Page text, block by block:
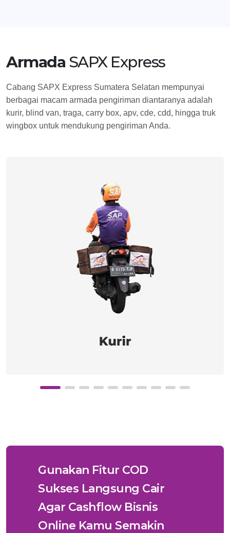
Armada SAPX Express
Cabang SAPX Express Sumatera Selatan mempunyai
berbagai macam armada pengiriman diantaranya adalah
kurir, blind van, traga, carry box, apv, cde, cdd, hingga truk
wingbox untuk mendukung pengiriman Anda.
Gunakan Fitur COD
Sukses Langsung Cair
Agar Cashflow Bisnis
Online Kamu Semakin